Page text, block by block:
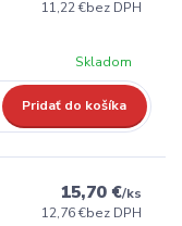
11,22 €bez DPH
Skladom
Pridať do košíka
15,70 €/ks
12,76 €bez DPH